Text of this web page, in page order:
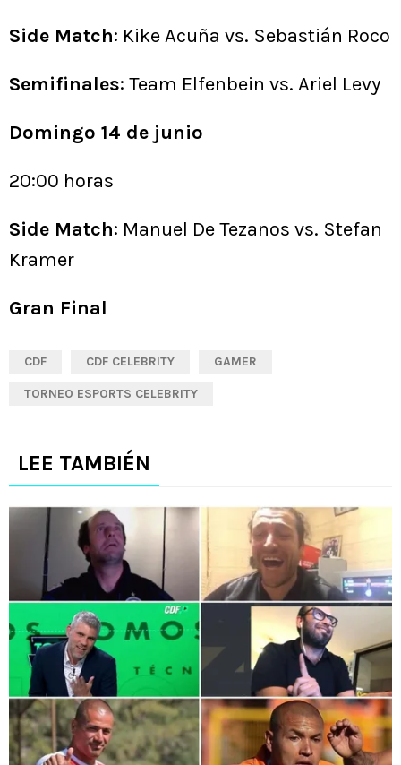
Side Match: Kike Acuña vs. Sebastián Roco
Semifinales: Team Elfenbein vs. Ariel Levy
Domingo 14 de junio
20:00 horas
Side Match: Manuel De Tezanos vs. Stefan
Kramer
Gran Final
CDF CDF CELEBRITY GAMER
TORNEO ESPORTS CELEBRITY
LEE TAMBIÉN